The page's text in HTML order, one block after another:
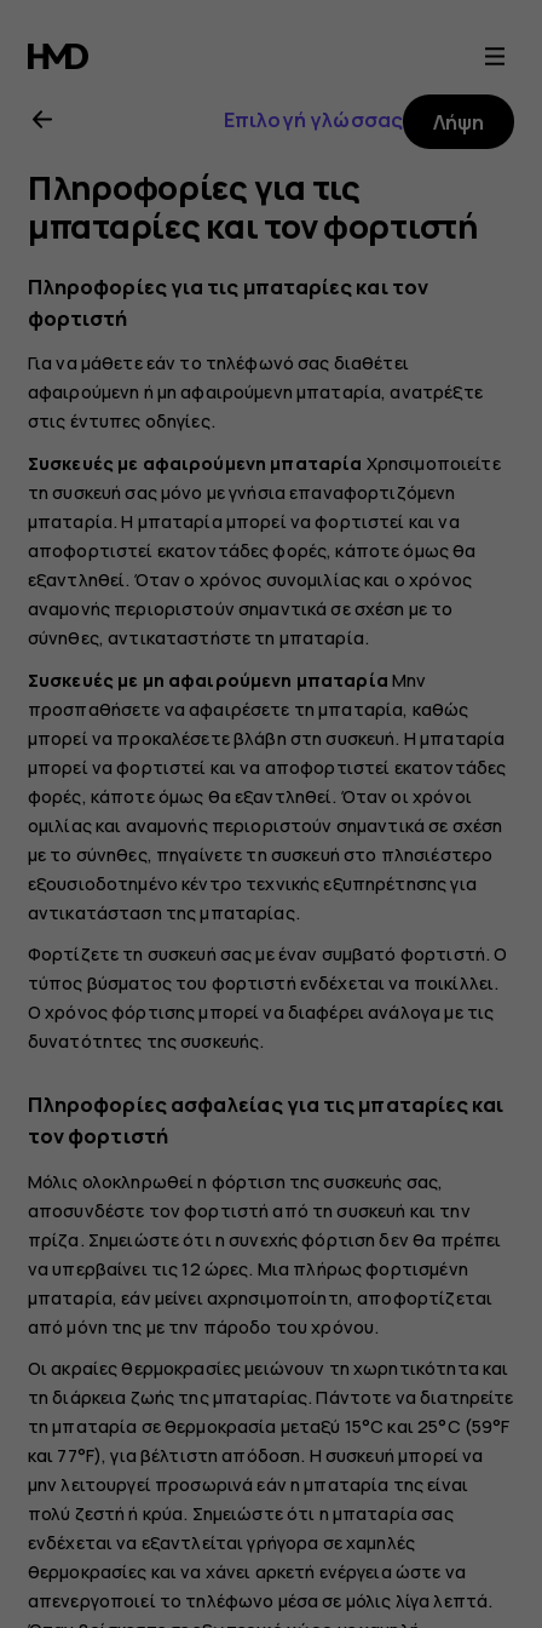
Οδηγίες
χρήσης
Nokia
8.1
Επιλογή γλώσσας Λήψη
Πληροφορίες για τις
μπαταρίες και τον φορτιστή
Πληροφορίες για τις μπαταρίες και τον
φορτιστή
Για να μάθετε εάν το τηλέφωνό σας διαθέτει
αφαιρούμενη ή μη αφαιρούμενη μπαταρία, ανατρέξτε
στις έντυπες οδηγίες.
Συσκευές με αφαιρούμενη μπαταρία Χρησιμοποιείτε
τη συσκευή σας μόνο με γνήσια επαναφορτιζόμενη
μπαταρία. Η μπαταρία μπορεί να φορτιστεί και να
αποφορτιστεί εκατοντάδες φορές, κάποτε όμως θα
εξαντληθεί. Όταν ο χρόνος συνομιλίας και ο χρόνος
αναμονής περιοριστούν σημαντικά σε σχέση με το
σύνηθες, αντικαταστήστε τη μπαταρία.
Συσκευές με μη αφαιρούμενη μπαταρία Μην
προσπαθήσετε να αφαιρέσετε τη μπαταρία, καθώς
μπορεί να προκαλέσετε βλάβη στη συσκευή. Η μπαταρία
μπορεί να φορτιστεί και να αποφορτιστεί εκατοντάδες
φορές, κάποτε όμως θα εξαντληθεί. Όταν οι χρόνοι
ομιλίας και αναμονής περιοριστούν σημαντικά σε σχέση
με το σύνηθες, πηγαίνετε τη συσκευή στο πλησιέστερο
εξουσιοδοτημένο κέντρο τεχνικής εξυπηρέτησης για
αντικατάσταση της μπαταρίας.
Φορτίζετε τη συσκευή σας με έναν συμβατό φορτιστή. Ο
τύπος βύσματος του φορτιστή ενδέχεται να ποικίλλει.
Ο χρόνος φόρτισης μπορεί να διαφέρει ανάλογα με τις
δυνατότητες της συσκευής.
Πληροφορίες ασφαλείας για τις μπαταρίες και
τον φορτιστή
Μόλις ολοκληρωθεί η φόρτιση της συσκευής σας,
αποσυνδέστε τον φορτιστή από τη συσκευή και την
πρίζα. Σημειώστε ότι η συνεχής φόρτιση δεν θα πρέπει
να υπερβαίνει τις 12 ώρες. Μια πλήρως φορτισμένη
μπαταρία, εάν μείνει αχρησιμοποίητη, αποφορτίζεται
από μόνη της με την πάροδο του χρόνου.
Οι ακραίες θερμοκρασίες μειώνουν τη χωρητικότητα και
τη διάρκεια ζωής της μπαταρίας. Πάντοτε να διατηρείτε
τη μπαταρία σε θερμοκρασία μεταξύ 15°C και 25°C (59°F
και 77°F), για βέλτιστη απόδοση. Η συσκευή μπορεί να
μην λειτουργεί προσωρινά εάν η μπαταρία της είναι
πολύ ζεστή ή κρύα. Σημειώστε ότι η μπαταρία σας
ενδέχεται να εξαντλείται γρήγορα σε χαμηλές
θερμοκρασίες και να χάνει αρκετή ενέργεια ώστε να
απενεργοποιεί το τηλέφωνο μέσα σε μόλις λίγα λεπτά.